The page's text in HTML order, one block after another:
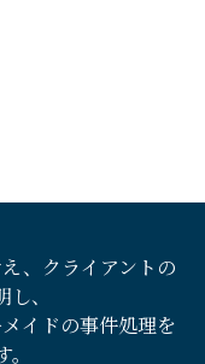
、クライアントの
、
イドの事件処理を